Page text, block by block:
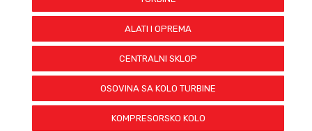
ALATI I OPREMA
CENTRALNI SKLOP
OSOVINA SA KOLO TURBINE
KOMPRESORSKO KOLO